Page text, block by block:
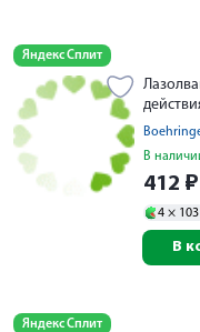
Яндекс Сплит
В
412 ₽
4 × 103
В
Яндекс Сплит